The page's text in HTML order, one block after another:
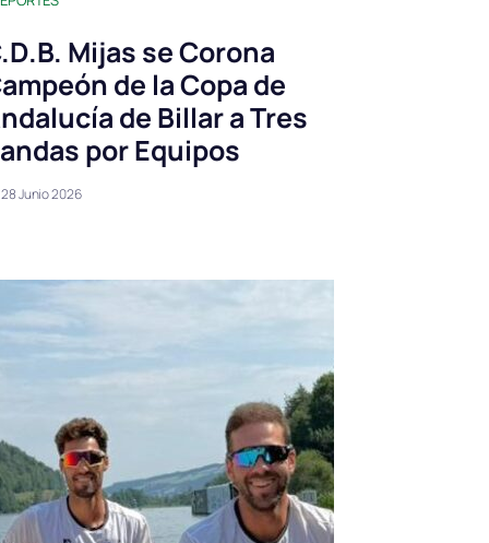
Mijas se Corona
de la Copa de
de Billar a Tres
por Equipos
28 Junio 2026